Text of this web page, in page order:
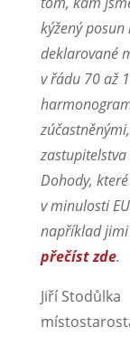
kýžený
deklarované
v řádu 70 až
Dohody,
v minulosti
například jimi
přečíst zde.
Jiří Stodůlka